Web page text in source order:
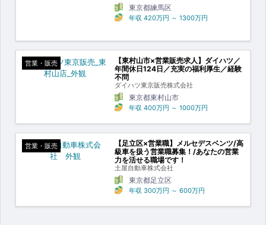
東京都練馬区
年収 420万円 ～ 1300万円
営業・販売
【東村山市×営業販売求人】ダイハツ／
年間休日124日／充実の福利厚生／経験
不問
ダイハツ東京販売株式会社
東京都東村山市
年収 400万円 ～ 1000万円
営業・販売
【足立区×営業職】メルセデスベンツ/高
級車を扱う営業職募集！/あなたの営業
力を活せる職場です！
土屋自動車株式会社
東京都足立区
年収 300万円 ～ 600万円